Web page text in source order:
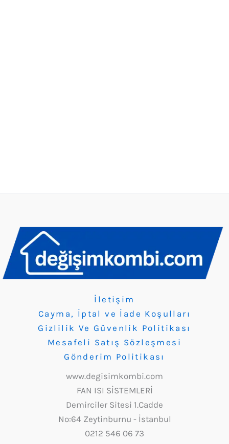
İletişim
Cayma, İptal ve İade Koşulları
Gizlilik Ve Güvenlik Politikası
Mesafeli Satış Sözleşmesi
Gönderim Politikası
www.degisimkombi.com
FAN ISI SİSTEMLERİ
Demirciler Sitesi 1.Cadde
No:64 Zeytinburnu - İstanbul
0212 546 06 73